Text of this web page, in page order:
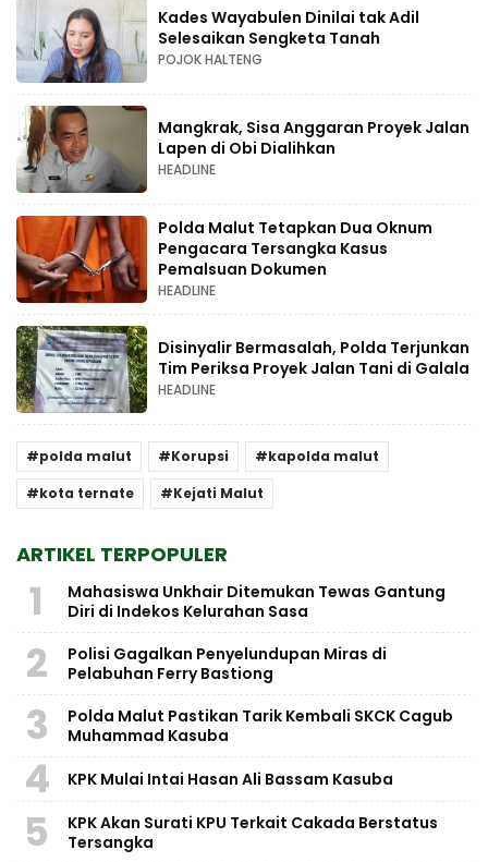
Kades Wayabulen Dinilai tak Adil
Selesaikan Sengketa Tanah
POJOK HALTENG
Mangkrak, Sisa Anggaran Proyek Jalan
Lapen di Obi Dialihkan
HEADLINE
Polda Malut Tetapkan Dua Oknum
Pengacara Tersangka Kasus
Pemalsuan Dokumen
HEADLINE
Disinyalir Bermasalah, Polda Terjunkan
Tim Periksa Proyek Jalan Tani di Galala
HEADLINE
polda malut Korupsi
kapolda malut
kota ternate
Kejati Malut
ARTIKEL TERPOPULER
1
Mahasiswa Unkhair Ditemukan Tewas Gantung
Diri di Indekos Kelurahan Sasa
2
Polisi Gagalkan Penyelundupan Miras di
Pelabuhan Ferry Bastiong
3
Polda Malut Pastikan Tarik Kembali SKCK Cagub
Muhammad Kasuba
4 KPK Mulai Intai Hasan Ali Bassam Kasuba
5
KPK Akan Surati KPU Terkait Cakada Berstatus
Tersangka